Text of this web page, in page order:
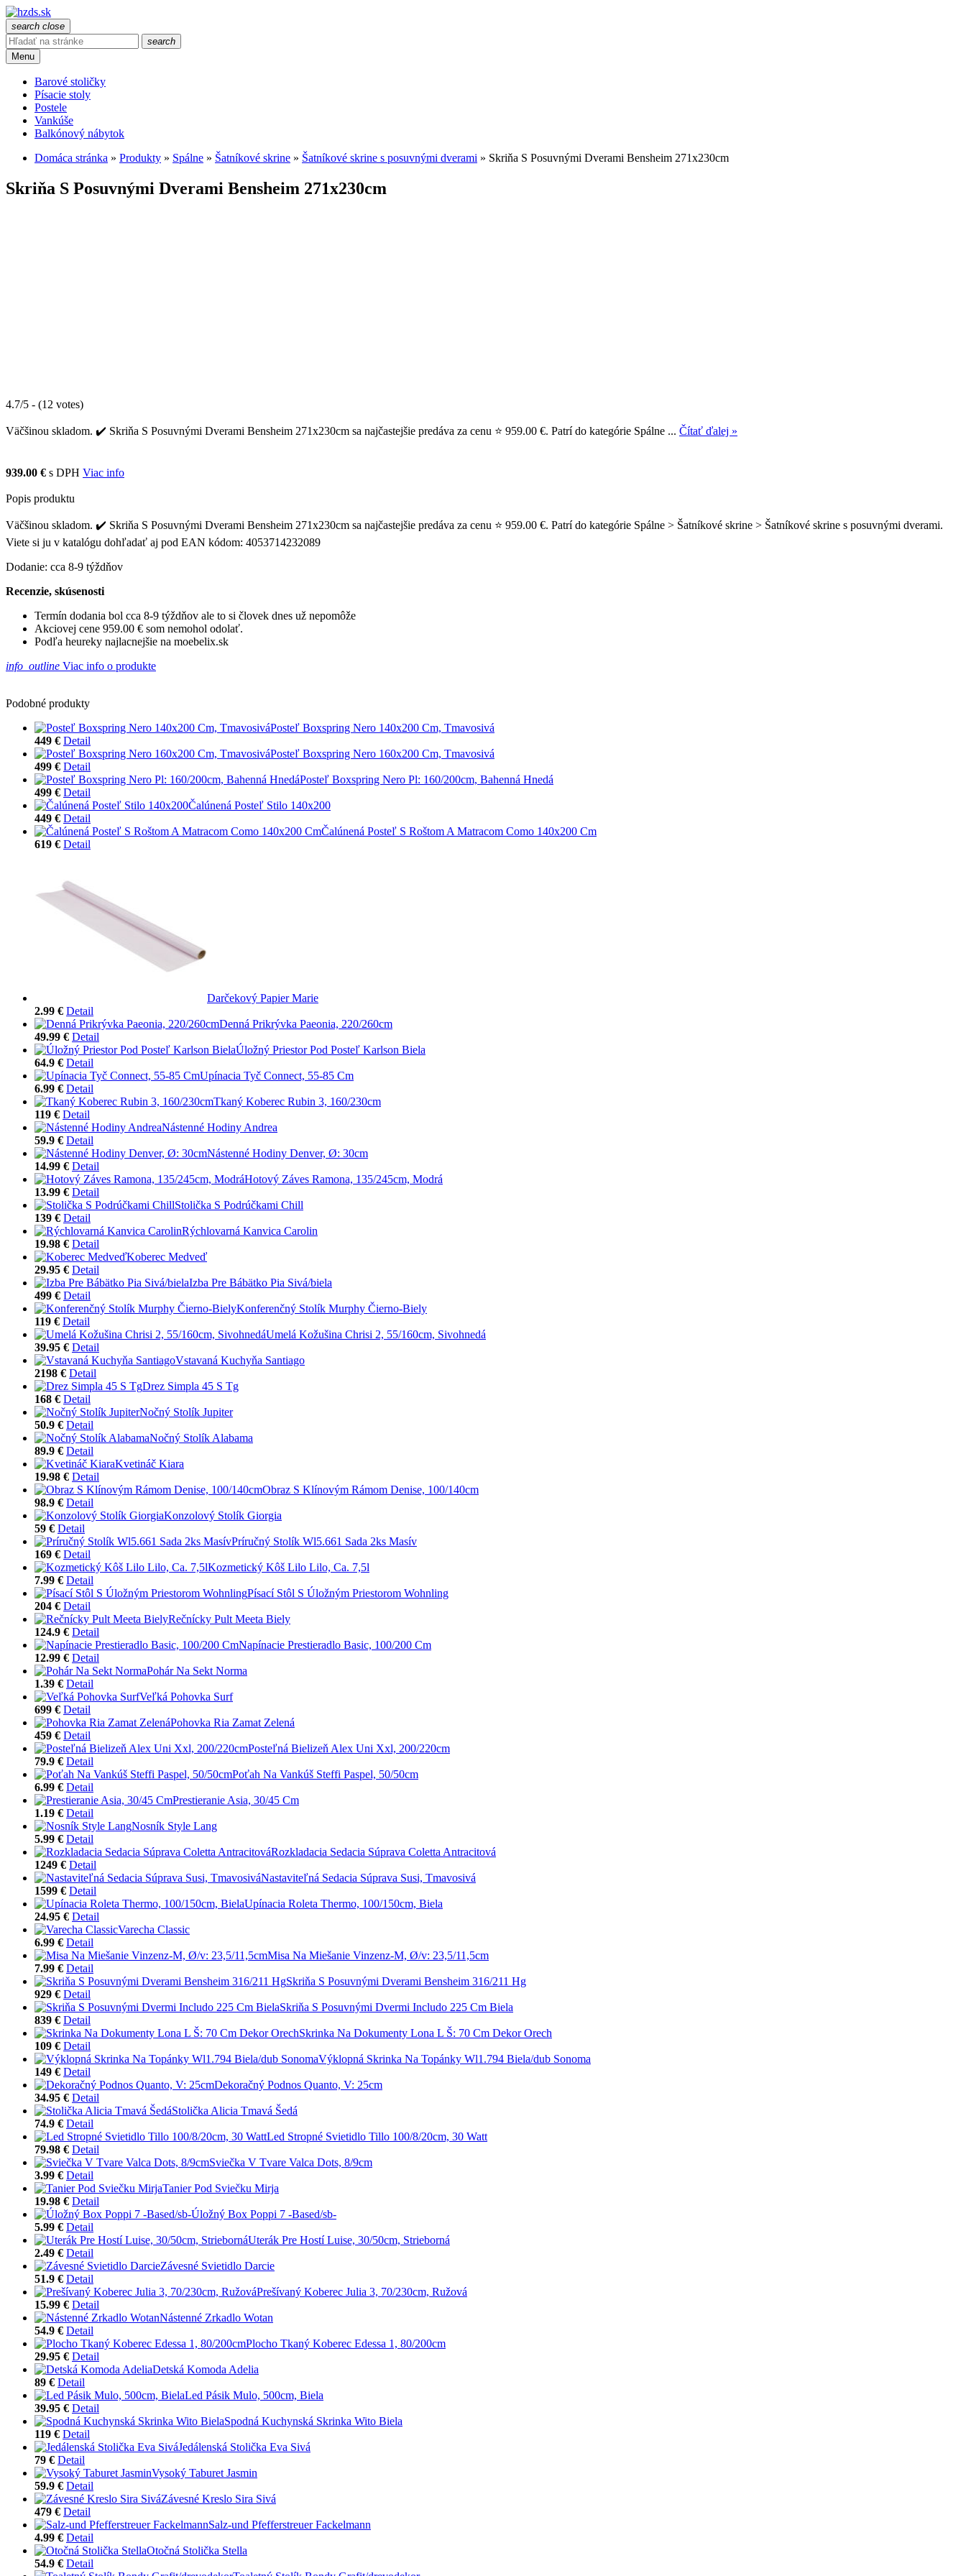
search close
search
Menu
Barové stoličky
Písacie stoly
Postele
Vankúše
Balkónový nábytok
Domáca stránka » Produkty » Spálne » Šatníkové skrine » Šatníkové skrine s posuvnými dverami » Skriňa S Posuvnými Dverami Bensheim 271x230cm
Skriňa S Posuvnými Dverami Bensheim 271x230cm
4.7/5 - (12 votes)
Väčšinou skladom. ✔️ Skriňa S Posuvnými Dverami Bensheim 271x230cm sa najčastejšie predáva za cenu ⭐ 959.00 €. Patrí do kategórie Spálne ... Čítať ďalej »
939.00 € s DPH Viac info
Popis produktu
Väčšinou skladom. ✔️ Skriňa S Posuvnými Dverami Bensheim 271x230cm sa najčastejšie predáva za cenu ⭐ 959.00 €. Patrí do kategórie Spálne > Šatníkové skrine > Šatníkové skrine s posuvnými dverami.
Viete si ju v katalógu dohľadať aj pod EAN kódom: 4053714232089
Dodanie: cca 8-9 týždňov
Recenzie, skúsenosti
Termín dodania bol cca 8-9 týždňov ale to si človek dnes už nepomôže
Akciovej cene 959.00 € som nemohol odolať.
Podľa heureky najlacnejšie na moebelix.sk
info_outline Viac info o produkte
Podobné produkty
Posteľ Boxspring Nero 140x200 Cm, Tmavosivá
449 € Detail
Posteľ Boxspring Nero 160x200 Cm, Tmavosivá
499 € Detail
Posteľ Boxspring Nero Pl: 160/200cm, Bahenná Hnedá
499 € Detail
Čalúnená Posteľ Stilo 140x200
449 € Detail
Čalúnená Posteľ S Roštom A Matracom Como 140x200 Cm
619 € Detail
Darčekový Papier Marie
2.99 € Detail
Denná Prikrývka Paeonia, 220/260cm
49.99 € Detail
Úložný Priestor Pod Posteľ Karlson Biela
64.9 € Detail
Upínacia Tyč Connect, 55-85 Cm
6.99 € Detail
Tkaný Koberec Rubin 3, 160/230cm
119 € Detail
Nástenné Hodiny Andrea
59.9 € Detail
Nástenné Hodiny Denver, Ø: 30cm
14.99 € Detail
Hotový Záves Ramona, 135/245cm, Modrá
13.99 € Detail
Stolička S Podrúčkami Chill
139 € Detail
Rýchlovarná Kanvica Carolin
19.98 € Detail
Koberec Medveď
29.95 € Detail
Izba Pre Bábätko Pia Sivá/biela
499 € Detail
Konferenčný Stolík Murphy Čierno-Biely
119 € Detail
Umelá Kožušina Chrisi 2, 55/160cm, Sivohnedá
39.95 € Detail
Vstavaná Kuchyňa Santiago
2198 € Detail
Drez Simpla 45 S Tg
168 € Detail
Nočný Stolík Jupiter
50.9 € Detail
Nočný Stolík Alabama
89.9 € Detail
Kvetináč Kiara
19.98 € Detail
Obraz S Klínovým Rámom Denise, 100/140cm
98.9 € Detail
Konzolový Stolík Giorgia
59 € Detail
Príručný Stolík Wl5.661 Sada 2ks Masív
169 € Detail
Kozmetický Kôš Lilo Lilo, Ca. 7,5l
7.99 € Detail
Písací Stôl S Úložným Priestorom Wohnling
204 € Detail
Rečnícky Pult Meeta Biely
124.9 € Detail
Napínacie Prestieradlo Basic, 100/200 Cm
12.99 € Detail
Pohár Na Sekt Norma
1.39 € Detail
Veľká Pohovka Surf
699 € Detail
Pohovka Ria Zamat Zelená
459 € Detail
Posteľná Bielizeň Alex Uni Xxl, 200/220cm
79.9 € Detail
Poťah Na Vankúš Steffi Paspel, 50/50cm
6.99 € Detail
Prestieranie Asia, 30/45 Cm
1.19 € Detail
Nosník Style Lang
5.99 € Detail
Rozkladacia Sedacia Súprava Coletta Antracitová
1249 € Detail
Nastaviteľná Sedacia Súprava Susi, Tmavosivá
1599 € Detail
Upínacia Roleta Thermo, 100/150cm, Biela
24.95 € Detail
Varecha Classic
6.99 € Detail
Misa Na Miešanie Vinzenz-M, Ø/v: 23,5/11,5cm
7.99 € Detail
Skriňa S Posuvnými Dverami Bensheim 316/211 Hg
929 € Detail
Skriňa S Posuvnými Dvermi Includo 225 Cm Biela
839 € Detail
Skrinka Na Dokumenty Lona L Š: 70 Cm Dekor Orech
109 € Detail
Výklopná Skrinka Na Topánky Wl1.794 Biela/dub Sonoma
149 € Detail
Dekoračný Podnos Quanto, V: 25cm
34.95 € Detail
Stolička Alicia Tmavá Šedá
74.9 € Detail
Led Stropné Svietidlo Tillo 100/8/20cm, 30 Watt
79.98 € Detail
Sviečka V Tvare Valca Dots, 8/9cm
3.99 € Detail
Tanier Pod Sviečku Mirja
19.98 € Detail
Úložný Box Poppi 7 -Based/sb-
5.99 € Detail
Uterák Pre Hostí Luise, 30/50cm, Strieborná
2.49 € Detail
Závesné Svietidlo Darcie
51.9 € Detail
Prešívaný Koberec Julia 3, 70/230cm, Ružová
15.99 € Detail
Nástenné Zrkadlo Wotan
54.9 € Detail
Plocho Tkaný Koberec Edessa 1, 80/200cm
29.95 € Detail
Detská Komoda Adelia
89 € Detail
Led Pásik Mulo, 500cm, Biela
39.95 € Detail
Spodná Kuchynská Skrinka Wito Biela
119 € Detail
Jedálenská Stolička Eva Sivá
79 € Detail
Vysoký Taburet Jasmin
59.9 € Detail
Závesné Kreslo Sira Sivá
479 € Detail
Salz-und Pfefferstreuer Fackelmann
4.99 € Detail
Otočná Stolička Stella
54.9 € Detail